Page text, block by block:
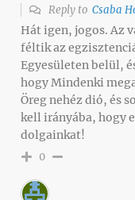
Reply to Csaba
Hát igen, jogos. Az
féltik az
Egyesületen belül,
hogy Mindenki
Öreg nehéz dió, és
kell irányába, hogy
dolgainkat!
0